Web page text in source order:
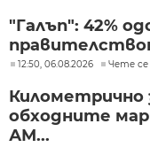
"Галъп": 42%
12:50, 06.08.2026 Чете се
Километрично
обходните
АМ...